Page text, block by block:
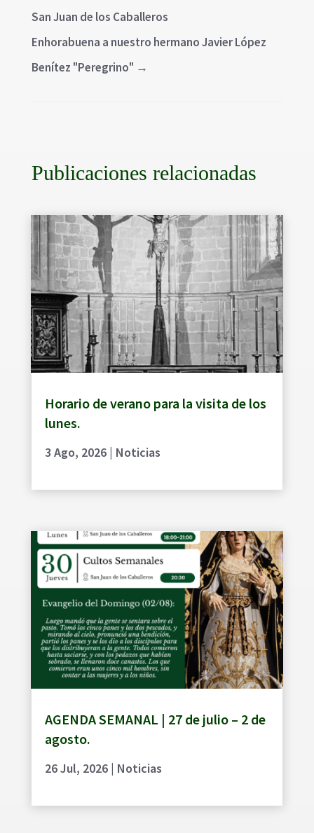
San Juan de los Caballeros
Enhorabuena a nuestro hermano Javier López
Benítez "Peregrino" →
Publicaciones relacionadas
Horario de verano para la visita de los
lunes.
3 Ago, 2026| Noticias
AGENDA SEMANAL | 27 de julio – 2 de
agosto.
26 Jul, 2026| Noticias